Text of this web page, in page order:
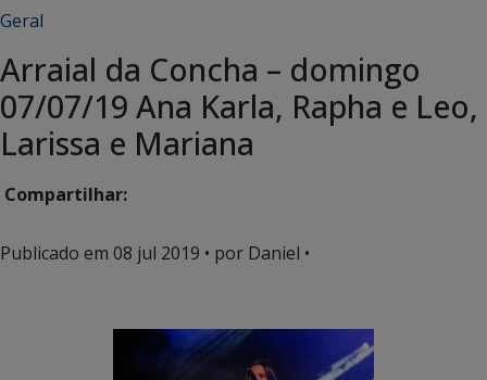
Geral
Arraial da Concha – domingo
07/07/19 Ana Karla, Rapha e Leo,
Larissa e Mariana
Compartilhar:
Publicado em 08 jul 2019 • por Daniel •